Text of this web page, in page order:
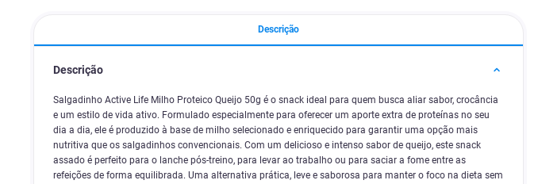
Descrição
Descrição
Salgadinho Active Life Milho Proteico Queijo 50g é o snack ideal para quem busca aliar sabor, crocância
e um estilo de vida ativo. Formulado especialmente para oferecer um aporte extra de proteínas no seu
dia a dia, ele é produzido à base de milho selecionado e enriquecido para garantir uma opção mais
nutritiva que os salgadinhos convencionais. Com um delicioso e intenso sabor de queijo, este snack
assado é perfeito para o lanche pós-treino, para levar ao trabalho ou para saciar a fome entre as
refeições de forma equilibrada. Uma alternativa prática, leve e saborosa para manter o foco na dieta sem